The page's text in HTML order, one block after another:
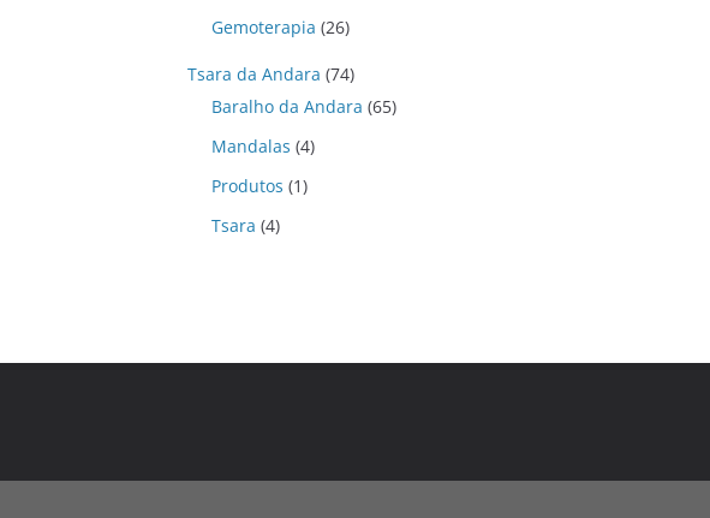
Gemoterapia (26)
Tsara da Andara (74)
Baralho da Andara (65)
Mandalas (4)
Produtos (1)
Tsara (4)